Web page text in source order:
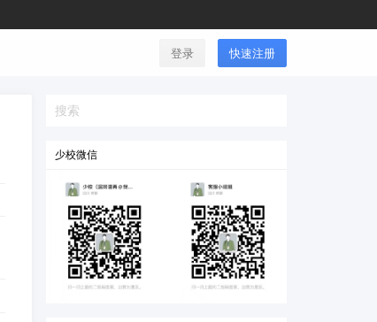
登录 快速注册
少校微信